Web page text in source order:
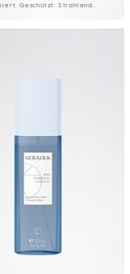
Geschützt. Strahlend.